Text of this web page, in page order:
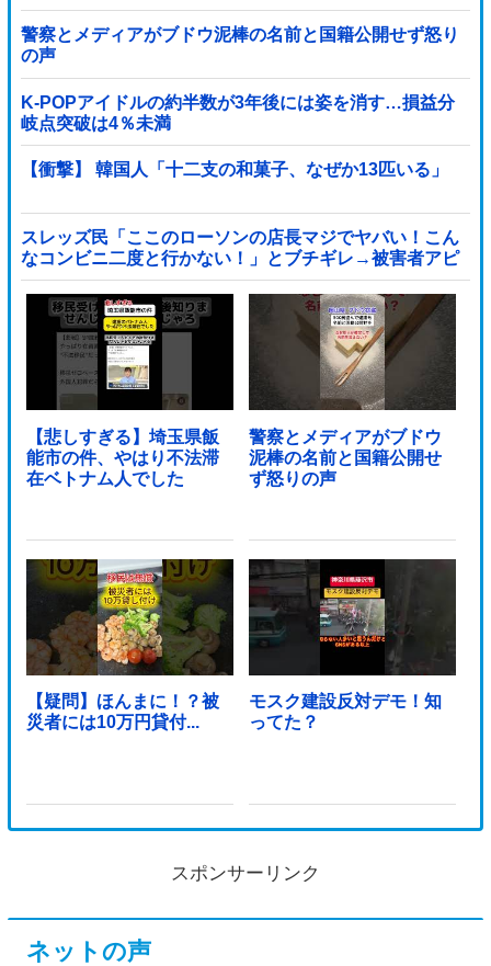
警察とメディアがブドウ泥棒の名前と国籍公開せず怒り
の声
K-POPアイドルの約半数が3年後には姿を消す…損益分
岐点突破は4％未満
【衝撃】 韓国人「十二支の和菓子、なぜか13匹いる」
スレッズ民「ここのローソンの店長マジでヤバい！こん
なコンビニ二度と行かない！」とブチギレ→被害者アピ
するも「ヤバイのはお前だよ」とツッコミ殺到ｗｗｗｗ
ｗｗｗ他
【悲しすぎる】埼玉県飯
能市の件、やはり不法滞
在ベトナム人でした
警察とメディアがブドウ
泥棒の名前と国籍公開せ
ず怒りの声
【疑問】ほんまに！？被
災者には10万円貸付...
モスク建設反対デモ！知
ってた？
スポンサーリンク
ネットの声